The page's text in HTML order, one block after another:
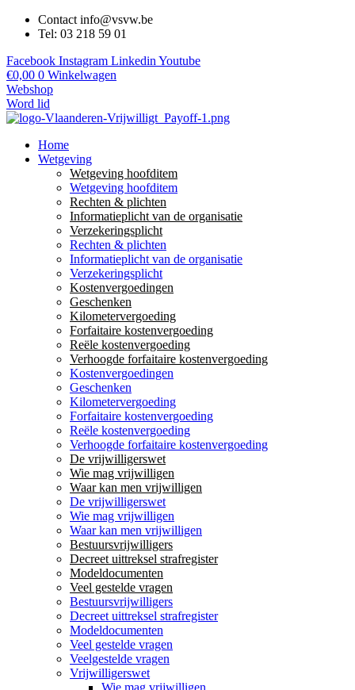
Contact info@vsvw.be
Tel: 03 218 59 01
Facebook Instagram Linkedin Youtube
€0,00 0 Winkelwagen
Webshop
Word lid
Home
Wetgeving
Wetgeving hoofditem
Wetgeving hoofditem
Rechten & plichten
Informatieplicht van de organisatie
Verzekeringsplicht
Rechten & plichten
Informatieplicht van de organisatie
Verzekeringsplicht
Kostenvergoedingen
Geschenken
Kilometervergoeding
Forfaitaire kostenvergoeding
Reële kostenvergoeding
Verhoogde forfaitaire kostenvergoeding
Kostenvergoedingen
Geschenken
Kilometervergoeding
Forfaitaire kostenvergoeding
Reële kostenvergoeding
Verhoogde forfaitaire kostenvergoeding
De vrijwilligerswet
Wie mag vrijwilligen
Waar kan men vrijwilligen
De vrijwilligerswet
Wie mag vrijwilligen
Waar kan men vrijwilligen
Bestuursvrijwilligers
Decreet uittreksel strafregister
Modeldocumenten
Veel gestelde vragen
Bestuursvrijwilligers
Decreet uittreksel strafregister
Modeldocumenten
Veel gestelde vragen
Veelgestelde vragen
Vrijwilligerswet
Wie mag vrijwilligen